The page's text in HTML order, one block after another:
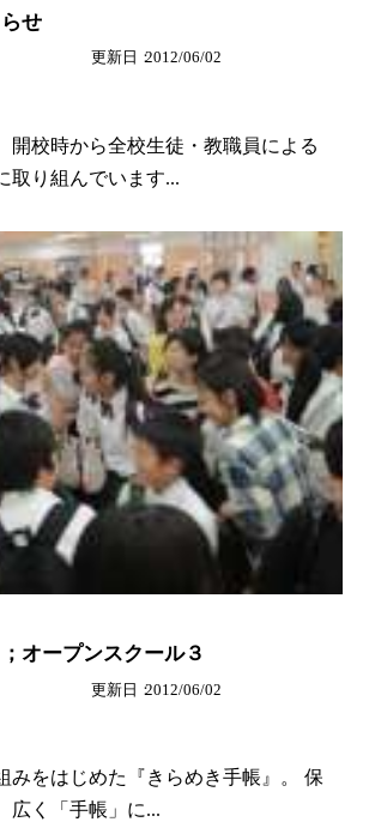
せ
更新日 2012/06/02
開校時から全校生徒・教職員による
取り組んでいます...
オープンスクール３
更新日 2012/06/02
みをはじめた『きらめき手帳』。 保
広く「手帳」に...